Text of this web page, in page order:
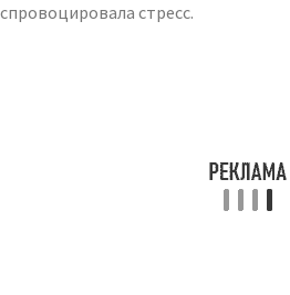
спровоцировала стресс.